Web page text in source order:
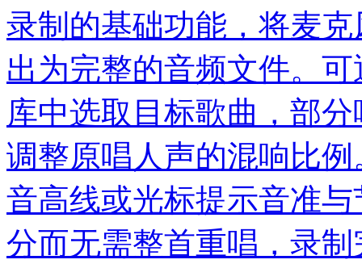
录制的基础功能，将麦
出为完整的音频文件。
库中选取目标歌曲，部
调整原唱人声的混响比
音高线或光标提示音准
分而无需整首重唱，录